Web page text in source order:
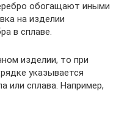
обогащают иными
на изделии
в сплаве.
изделии, то при
указывается
или сплава. Например,